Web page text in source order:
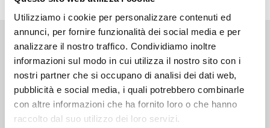
Utilizziamo i cookie per personalizzare contenuti ed
annunci, per fornire funzionalità dei social media e per
analizzare il nostro traffico. Condividiamo inoltre
informazioni sul modo in cui utilizza il nostro sito con i
nostri partner che si occupano di analisi dei dati web,
pubblicità e social media, i quali potrebbero combinarle
con altre informazioni che ha fornito loro o che hanno
raccolto dal suo utilizzo dei loro servizi.
Altri volumi della serie